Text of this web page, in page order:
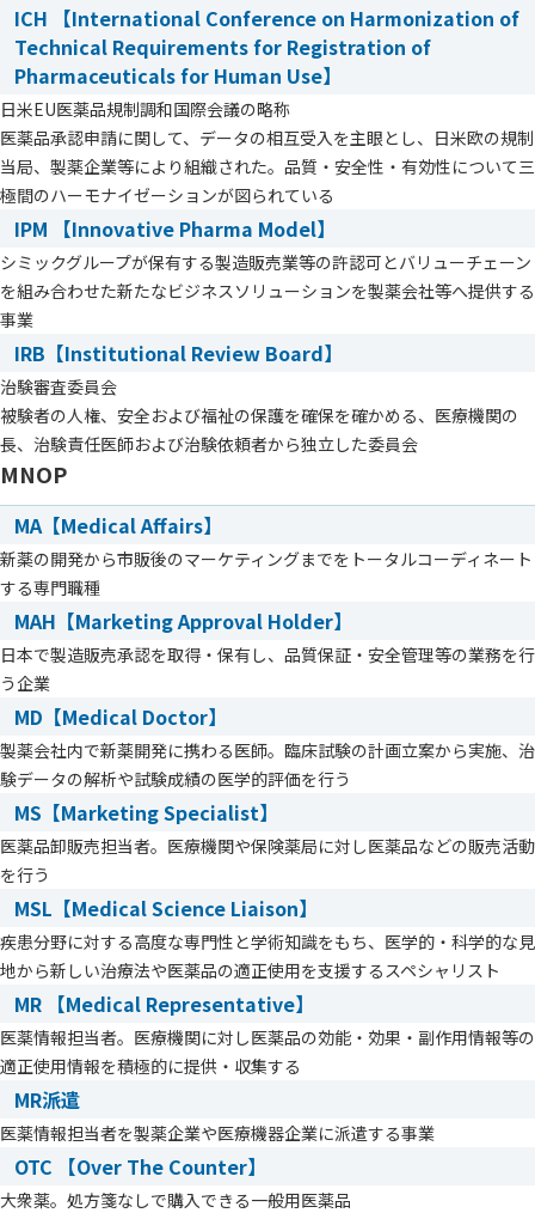
ICH 【International Conference on Harmonization of
Technical Requirements for Registration of
Pharmaceuticals for Human Use】
日米EU医薬品規制調和国際会議の略称
医薬品承認申請に関して、データの相互受入を主眼とし、日米欧の規制
当局、製薬企業等により組織された。品質・安全性・有効性について三
極間のハーモナイゼーションが図られている
IPM 【Innovative Pharma Model】
シミックグループが保有する製造販売業等の許認可とバリューチェーン
を組み合わせた新たなビジネスソリューションを製薬会社等へ提供する
事業
IRB【Institutional Review Board】
治験審査委員会
被験者の人権、安全および福祉の保護を確保を確かめる、医療機関の
長、治験責任医師および治験依頼者から独立した委員会
MNOP
MA【Medical Affairs】
新薬の開発から市販後のマーケティングまでをトータルコーディネート
する専門職種
MAH【Marketing Approval Holder】
日本で製造販売承認を取得・保有し、品質保証・安全管理等の業務を行
う企業
MD【Medical Doctor】
製薬会社内で新薬開発に携わる医師。臨床試験の計画立案から実施、治
験データの解析や試験成績の医学的評価を行う
MS【Marketing Specialist】
医薬品卸販売担当者。医療機関や保険薬局に対し医薬品などの販売活動
を行う
MSL【Medical Science Liaison】
疾患分野に対する高度な専門性と学術知識をもち、医学的・科学的な見
地から新しい治療法や医薬品の適正使用を支援するスペシャリスト
MR 【Medical Representative】
医薬情報担当者。医療機関に対し医薬品の効能・効果・副作用情報等の
適正使用情報を積極的に提供・収集する
MR派遣
医薬情報担当者を製薬企業や医療機器企業に派遣する事業
OTC 【Over The Counter】
大衆薬。処方箋なしで購入できる一般用医薬品